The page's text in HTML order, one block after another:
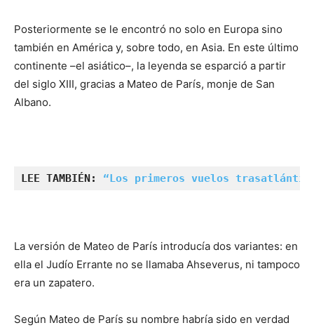
Posteriormente se le encontró no solo en Europa sino
también en América y, sobre todo, en Asia. En este último
continente –el asiático–, la leyenda se esparció a partir
del siglo XIII, gracias a Mateo de París, monje de San
Albano.
LEE TAMBIÉN: “Los primeros vuelos
La versión de Mateo de París introducía dos variantes: en
ella el Judío Errante no se llamaba Ahseverus, ni tampoco
era un zapatero.
Según Mateo de París su nombre habría sido en verdad